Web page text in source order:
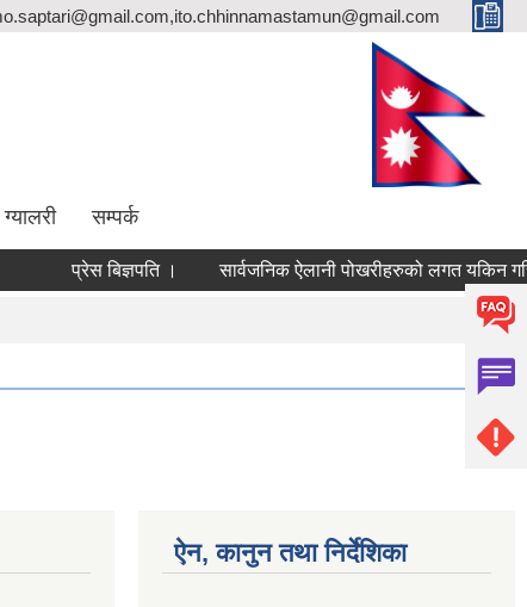
ग्यालरी सम्पर्क
प्रेस बिज्ञपति । सार्वजनिक ऐलानी पोखरीहरुको लगत यकिन गरि
ऐन, कानुन तथा निर्देशिका